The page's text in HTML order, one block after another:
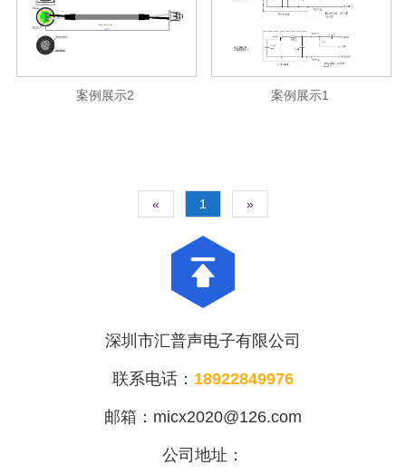
案例展示2 案例展示1
« 1 »
深圳市汇普声电子有限公司
联系电话： 18922849976
邮箱：micx2020@126.com
公司地址：